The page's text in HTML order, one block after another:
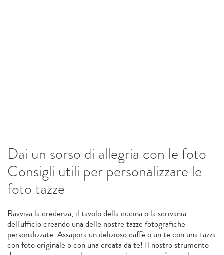
Dai un sorso di allegria con le foto
Consigli utili per personalizzare le
foto tazze
Ravviva la credenza, il tavolo della cucina o la scrivania
dell'ufficio creando una delle nostre tazze fotografiche
personalizzate. Assapora un delizioso caffè o un te con una tazza
con foto originale o con una creata da te! Il nostro strumento